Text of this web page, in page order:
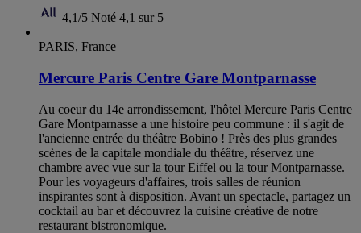
4,1/5 Noté 4,1 sur 5
PARIS, France
Mercure Paris Centre Gare Montparnasse
Au coeur du 14e arrondissement, l'hôtel Mercure Paris Centre
Gare Montparnasse a une histoire peu commune : il s'agit de
l'ancienne entrée du théâtre Bobino ! Près des plus grandes
scènes de la capitale mondiale du théâtre, réservez une
chambre avec vue sur la tour Eiffel ou la tour Montparnasse.
Pour les voyageurs d'affaires, trois salles de réunion
inspirantes sont à disposition. Avant un spectacle, partagez un
cocktail au bar et découvrez la cuisine créative de notre
restaurant bistronomique.